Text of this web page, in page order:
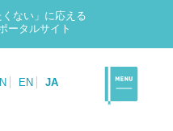
くない」に応える
ータルサイト
EN JA